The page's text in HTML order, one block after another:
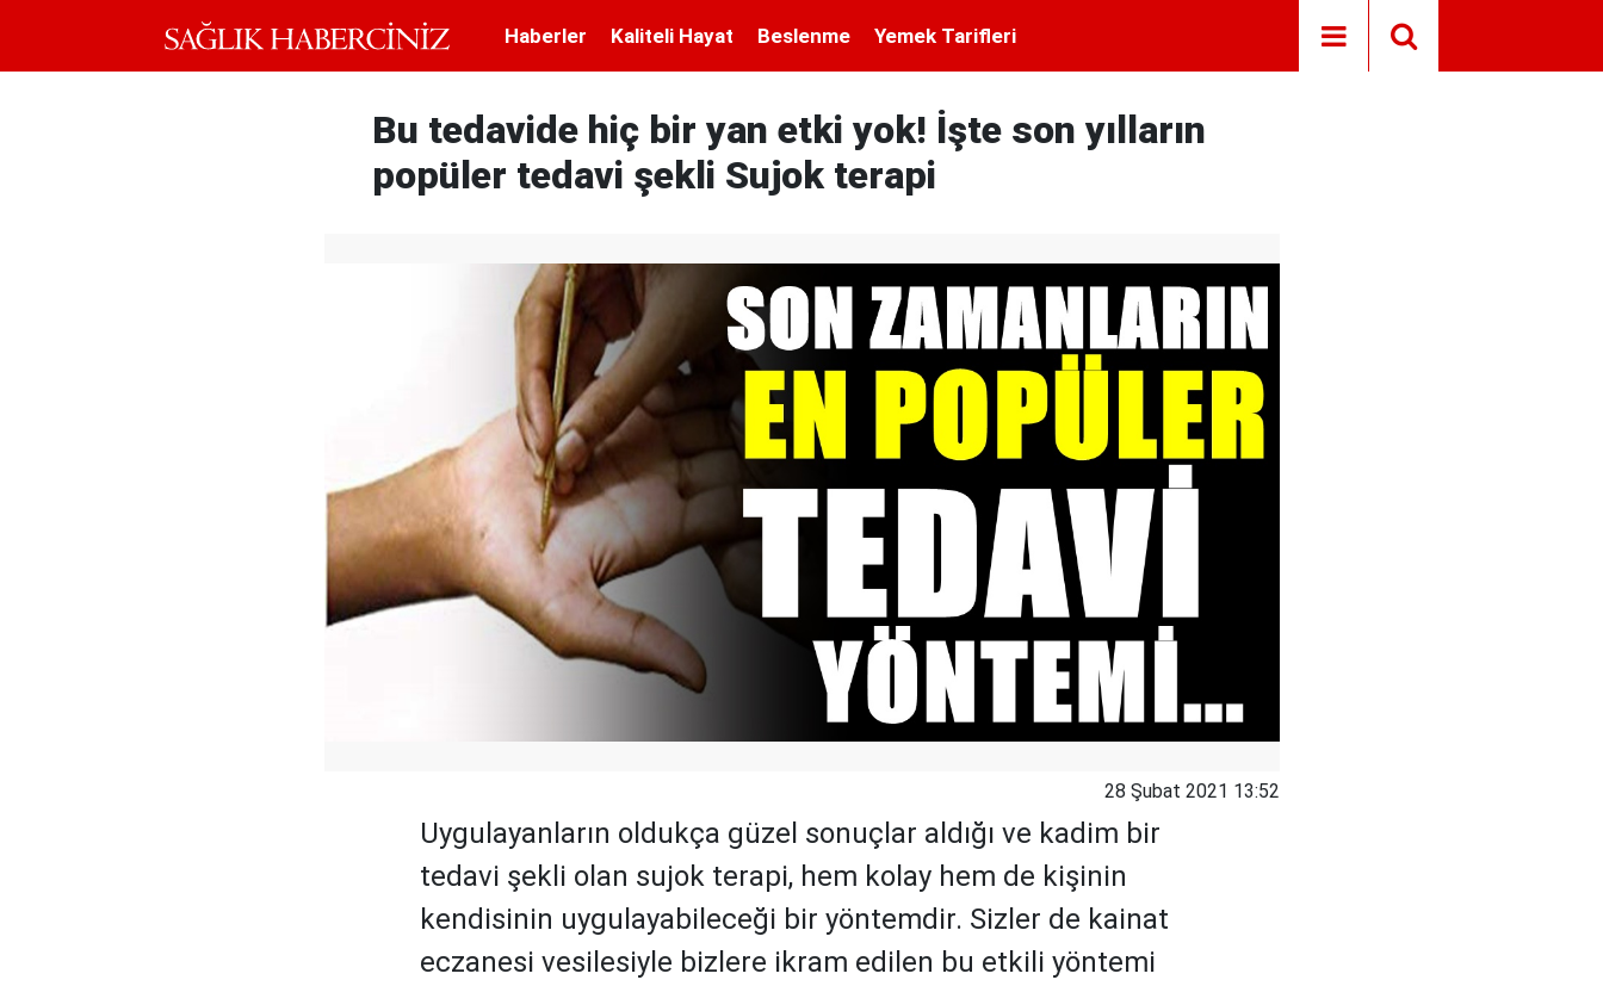
Haberler Kaliteli Hayat Beslenme Yemek Tarifleri
Bu tedavide hiç bir yan etki yok! İşte son yılların
popüler tedavi şekli Sujok terapi
28 Şubat 2021 13:52
Uygulayanların oldukça güzel sonuçlar aldığı ve kadim bir
tedavi şekli olan sujok terapi, hem kolay hem de kişinin
kendisinin uygulayabileceği bir yöntemdir. Sizler de kainat
eczanesi vesilesiyle bizlere ikram edilen bu etkili yöntemi